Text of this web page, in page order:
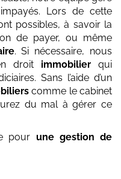
Lors de cette
possibles, à savoir la
de payer, ou même
. Si nécessaire, nous
droit immobilier qui
Sans l’aide d’un
comme le cabinet
du mal à gérer ce
pour une gestion de